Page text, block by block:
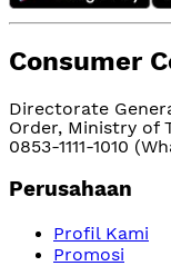
Consumer
Directorate
Order, Ministry of
0853-1111-1010
Perusahaan
Profil Kami
Promosi